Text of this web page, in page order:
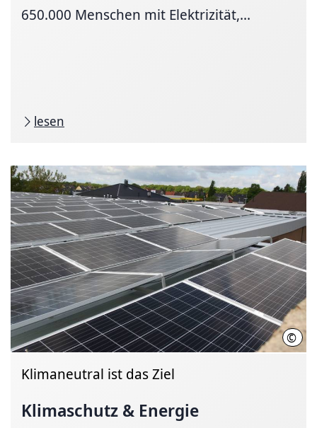
650.000 Menschen mit Elektrizität,...
lesen
©
Klimaneutral ist das Ziel
Klimaschutz & Energie